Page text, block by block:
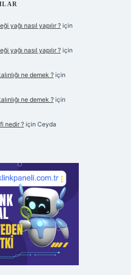
yağı nasıl yapılır ?için
yağı nasıl yapılır ?için
ne demek ?için
ne demek ?için
nedir ?için Ceyda